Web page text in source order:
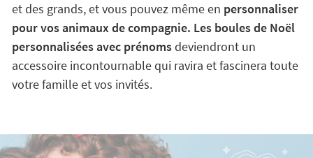
et des grands, et vous pouvez même en personnaliser
pour vos animaux de compagnie. Les boules de Noël
personnalisées avec prénomsdeviendront un
accessoire incontournable qui ravira et fascinera toute
votre famille et vos invités.